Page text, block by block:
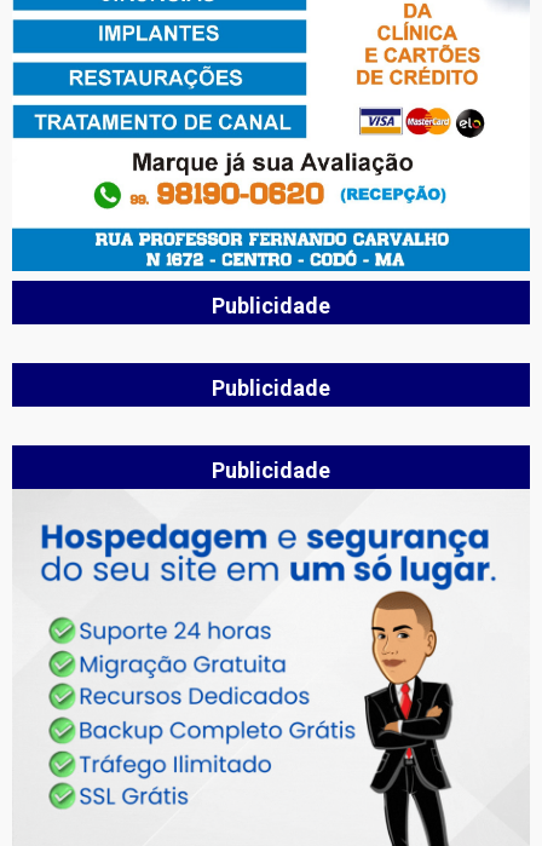
Publicidade
Publicidade
Publicidade